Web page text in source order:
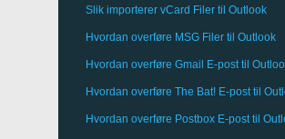
Slik importerer vCard Filer til Outlook
Hvordan overføre MSG Filer til Outlook
Hvordan overføre Gmail E-post til
Hvordan overføre The Bat! E-post til
Hvordan overføre Postbox E-post til